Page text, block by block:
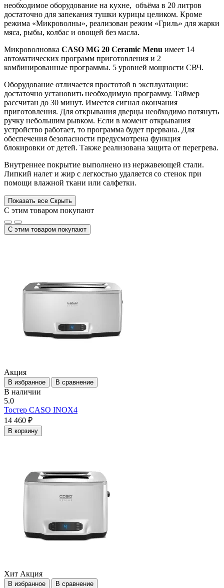
необходимое оборудование на кухне, объёма в 20 литров
достаточно для запекания тушки курицы целиком. Кроме
режима «Микроволны», реализован режим «Гриль» для жарки
мяса, рыбы, колбас и овощей без масла.
Микроволновка CASO MG 20 Ceramic Menu имеет 14
автоматических программ приготовления и 2
комбинированные программы. 5 уровней мощности СВЧ.
Оборудование отличается простотой в эксплуатации:
достаточно установить необходимую программу. Таймер
рассчитан до 30 минут. Имеется сигнал окончания
приготовления. Для открывания дверцы необходимо потянуть
ручку небольшим рывком. Если в момент открывания
устройство работает, то программа будет прервана. Для
обеспечения безопасности предусмотрена функция
блокировки от детей. Также реализована защита от перегрева.
Внутреннее покрытие выполнено из нержавеющей стали.
Липкий налет и жир с легкостью удаляется со стенок при
помощи влажной ткани или салфетки.
Показать все Скрыть
С этим товаром покупают
С этим товаром покупают
Акция
В избранное В сравнение
В наличии
5.0
Тостер CASO INOX4
14 460 ₽
В корзину
Хит Акция
В избранное В сравнение